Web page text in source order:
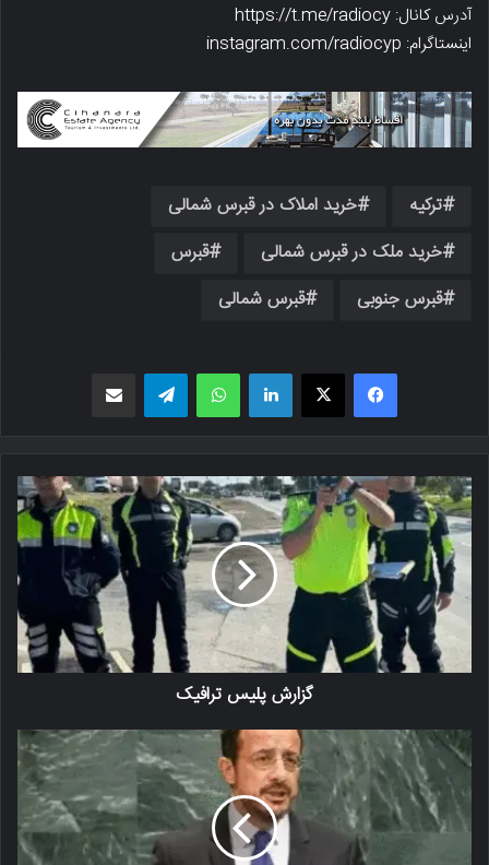
آدرس کانال: https://t.me/radiocy
اینستاگرام: instagram.com/radiocyp
ترکیه
خرید املاک در قبرس شمالی
خرید ملک در قبرس شمالی
قبرس
قبرس جنوبی
قبرس شمالی
فیسبوک X لینکدین واتس اپ
گزارش پلیس ترافیک